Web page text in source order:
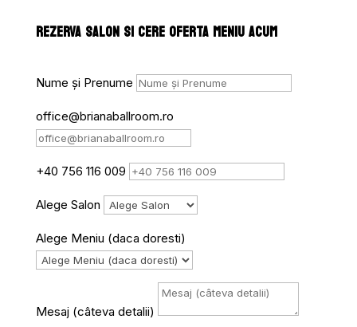
REZERVA SALON SI CERE OFERTA MENIU ACUM
Nume și Prenume
office@brianaballroom.ro
+40 756 116 009
Alege Salon
Alege Meniu (daca doresti)
Mesaj (câteva detalii)